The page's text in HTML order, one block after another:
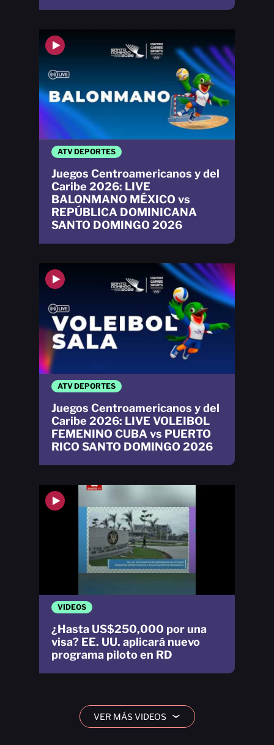
VIDEOS
¿Hasta US$250,000 por una
visa? EE. UU. aplicará nuevo
programa piloto en RD
ATV DEPORTES
Juegos Centroamericanos y del
Caribe 2026: LIVE VOLEIBOL
FEMENINO CUBA vs PUERTO
RICO SANTO DOMINGO 2026
ATV DEPORTES
Juegos Centroamericanos y del
Caribe 2026: LIVE
BALONMANO MÉXICO vs
REPÚBLICA DOMINICANA
SANTO DOMINGO 2026
VER MÁS VIDEOS ›